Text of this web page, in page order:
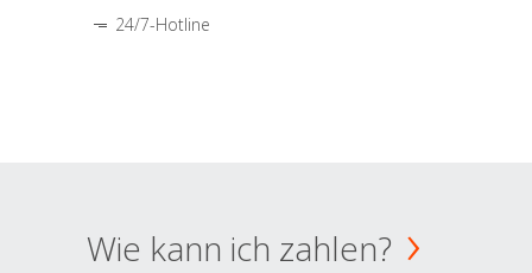
24/7-Hotline
Wie kann ich zahlen?